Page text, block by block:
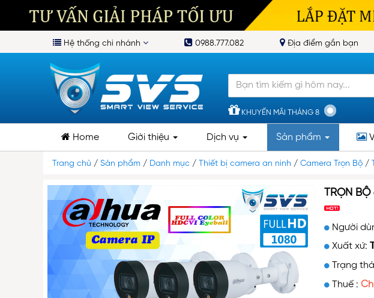
Hệ thống chi nhánh 0988.777.082 Địa điểm gần bạn
KHUYẾN MÃI THÁNG 8
Home Giới thiệu Dịch vụ Sản phẩm
Trang chủ / Sản phẩm / Danh mục / Thiết bị camera an ninh / Camera Trọn Bộ /
TRỌN BỘ
Người
Xuất xứ:
Trạng
Thuế :